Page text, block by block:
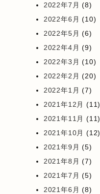
2022年7月 (8)
2022年6月 (10)
2022年5月 (6)
2022年4月 (9)
2022年3月 (10)
2022年2月 (20)
2022年1月 (7)
2021年12月 (11)
2021年11月 (11)
2021年10月 (12)
2021年9月 (5)
2021年8月 (7)
2021年7月 (5)
2021年6月 (8)